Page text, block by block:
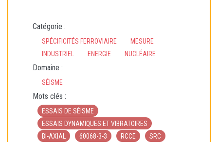
Catégorie :
SPÉCIFICITÉS FERROVIAIRE
MESURE
INDUSTRIEL
ENERGIE NUCLÉAIRE
Domaine :
SÉISME
Mots clés :
ESSAIS DE SÉISME
ESSAIS DYNAMIQUES ET VIBRATOIRES
BI-AXIAL
60068-3-3 RCCE
SRC